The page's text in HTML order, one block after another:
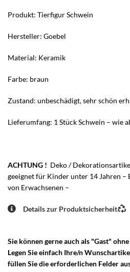
Produkt: Tierfigur Schwein
Hersteller: Goebel
Material: Keramik
Farbe: braun
Zustand: unbeschädigt, sehr schön
Lieferumfang: 1 Stück Schwein – wie
ACHTUNG ! Deko /
geeignet für Kinder unter 14 Jahren
von Erwachsenen –
Details zur Produktsicherheit
Sie können gerne auch als "Gast"
Legen Sie einfach Ihre/n
füllen Sie die erforderlichen Felder